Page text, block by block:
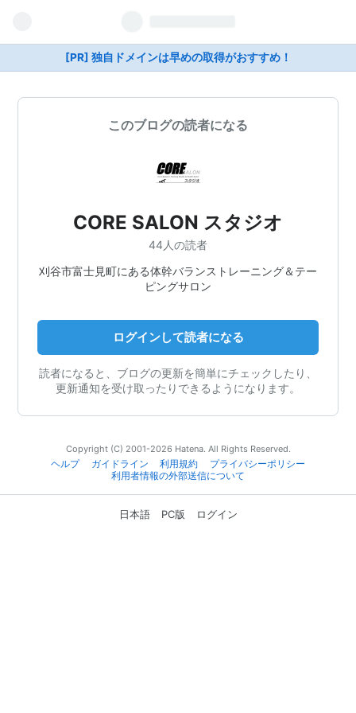
[PR] 独自ドメインは早めの取得がおすすめ！
このブログの読者になる
CORE SALON スタジオ
44人の読者
刈谷市富士見町にある体幹バランストレーニング＆テー
ピングサロン
ログインして読者になる
読者になると、ブログの更新を簡単にチェックしたり、
更新通知を受け取ったりできるようになります。
Copyright (C) 2001-2026 Hatena. All Rights Reserved.
ヘルプ
ガイドライン 利用規約
プライバシーポリシー
利用者情報の外部送信について
日本語 PC版 ログイン